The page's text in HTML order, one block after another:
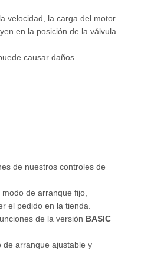
velocidad, la carga del motor
en la posición de la válvula
causar daños
de nuestros controles de
de arranque fijo,
el pedido en la tienda.
de la versión BASIC
de arranque ajustable y